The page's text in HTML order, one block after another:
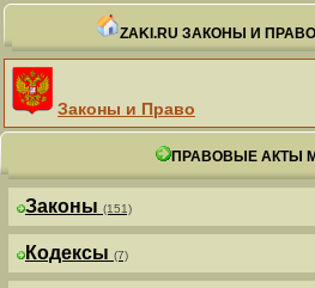
ZAKI.RU ЗАКОНЫ И ПРАВО
Законы и Право
ПРАВОВЫЕ АКТЫ
Законы (151)
Кодексы (7)